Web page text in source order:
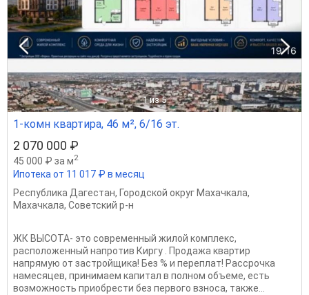
1 из 5
1-комн квартира, 46 м², 6/16 эт.
2 070 000 ₽
45 000 ₽ за м2
Ипотека от 11 017 ₽ в месяц
Республика Дагестан, Городской округ Махачкала,
Махачкала, Советский р-н
ЖК ВЫСОТА- это современный жилой комплекс,
расположенный напротив Киргу . Продажа квартир
напрямую от застройщика! Без % и переплат! Рассрочка
намесяцев, принимаем капитал в полном объеме, есть
возможность приобрести без первого взноса, также...